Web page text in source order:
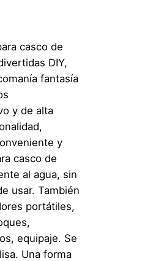
casco de
DIY,
fantasía
y de alta
y
casco de
al agua, sin
usar. También
portátiles,
equipaje. Se
Una forma